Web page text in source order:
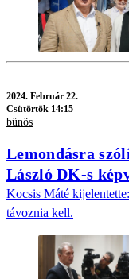
2024. Február 22.
Csütörtök 14:15
bűnös
Lemondásra
László DK-s
Kocsis Máté
távoznia kell.